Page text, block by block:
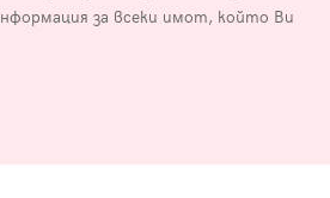
за всеки имот, който Ви